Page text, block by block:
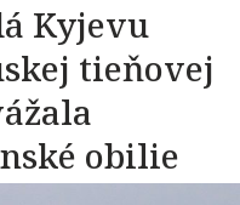
Kyjevu
tieňovej
obilie